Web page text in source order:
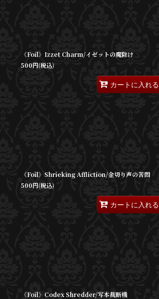
《Foil》Izzet Charm/イゼットの魔除け
500円(税込)
カートに入れる
《Foil》Shrieking Affliction/金切り声の苦悶
500円(税込)
カートに入れる
《Foil》Codex Shredder/写本裁断機